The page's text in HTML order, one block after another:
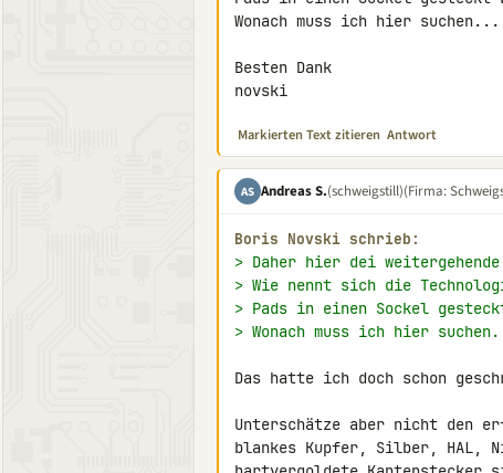
Wonach muss ich hier suchen...
Besten Dank
novski
Markierten Text zitieren Antwort
AS Andreas S.(schweigstill)(Firma:
Boris Novski schrieb:
> Daher hier dei
> Wie nennt sich die
> Pads in einen Sockel
> Wonach muss ich hier
Das hatte ich doch schon
Unterschätze aber nicht den
blankes Kupfer, Silber, HAL,